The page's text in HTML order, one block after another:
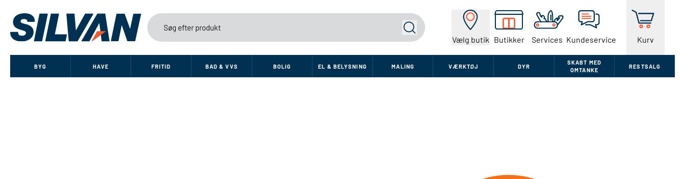
Vælg butik Butikker Services Kundeservice Kurv
Søg
BYG HAVE FRITID BAD & VVS BOLIG EL & BELYSNING MALING VÆRKTØJ DYR
SKABT MED
OMTANKE
RESTSALG